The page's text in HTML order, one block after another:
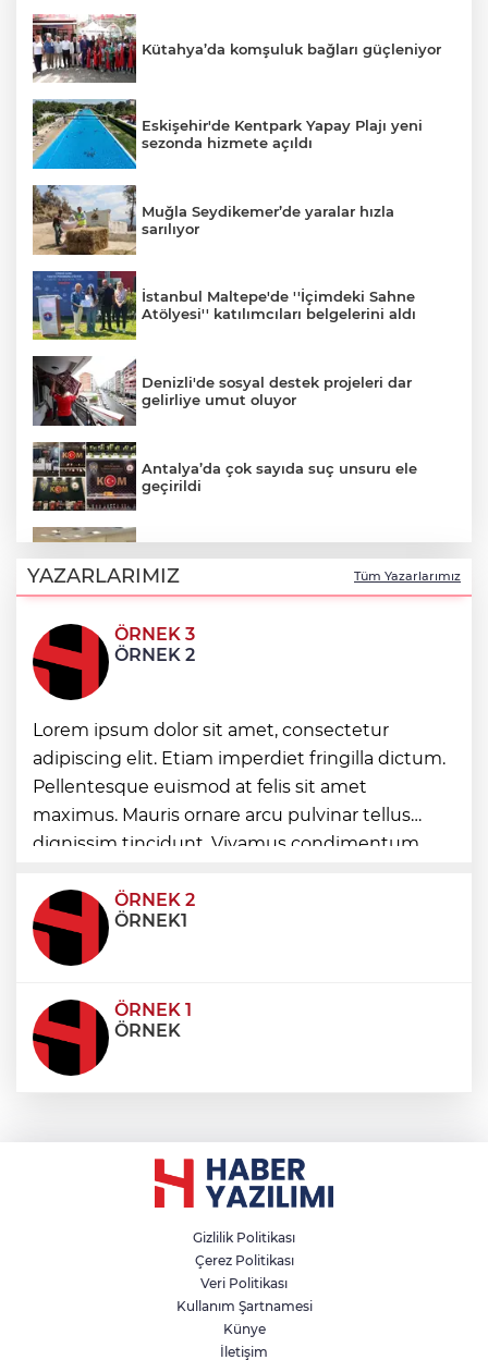
Kütahya’da komşuluk bağları güçleniyor
Eskişehir'de Kentpark Yapay Plajı yeni
sezonda hizmete açıldı
Muğla Seydikemer’de yaralar hızla
sarılıyor
İstanbul Maltepe'de ''İçimdeki Sahne
Atölyesi'' katılımcıları belgelerini aldı
Denizli'de sosyal destek projeleri dar
gelirliye umut oluyor
Antalya’da çok sayıda suç unsuru ele
geçirildi
talepleri dinlendi
Gaziantep’te Yaz Kur’an Kursu
öğrencilerine bisikletli ödül
Ormanya’da doğanın farklı yüzü
İstanbul’da suç çetelerine operasyon!
YAZARLARIMIZ Tüm Yazarlarımız
ÖRNEK 3
ÖRNEK 2
Lorem ipsum dolor sit amet, consectetur
adipiscing elit. Etiam imperdiet fringilla dictum.
Pellentesque euismod at felis sit amet
maximus. Mauris ornare arcu pulvinar tellus
dignissim tincidunt. Vivamus condimentum
condimentum eros et, faucibus sapien. Praese
ÖRNEK 2
ÖRNEK1
ÖRNEK 1
ÖRNEK
Gizlilik Politikası
Çerez Politikası
Veri Politikası
Kullanım Şartnamesi
Künye
İletişim